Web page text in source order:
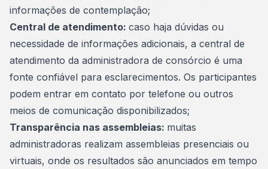
informações de contemplação;
Central de atendimento: caso haja dúvidas ou
necessidade de informações adicionais, a central de
atendimento da administradora de consórcio é uma
fonte confiável para esclarecimentos. Os participantes
podem entrar em contato por telefone ou outros
meios de comunicação disponibilizados;
Transparência nas assembleias: muitas
administradoras realizam assembleias presenciais ou
virtuais, onde os resultados são anunciados em tempo